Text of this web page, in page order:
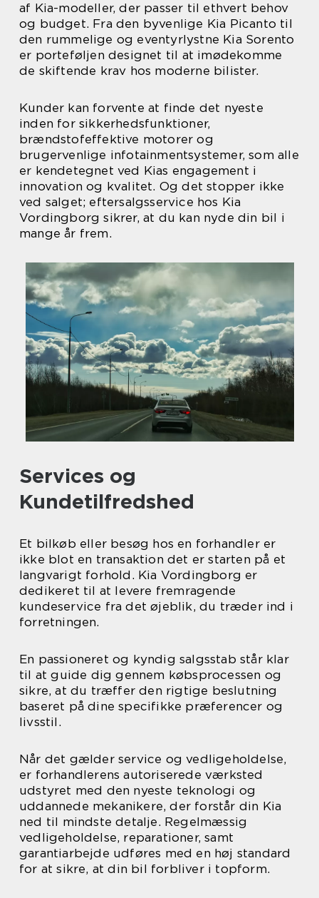
af Kia-modeller, der passer til ethvert behov
og budget. Fra den byvenlige Kia Picanto til
den rummelige og eventyrlystne Kia Sorento
er porteføljen designet til at imødekomme
de skiftende krav hos moderne bilister.
Kunder kan forvente at finde det nyeste
inden for sikkerhedsfunktioner,
brændstofeffektive motorer og
brugervenlige infotainmentsystemer, som alle
er kendetegnet ved Kias engagement i
innovation og kvalitet. Og det stopper ikke
ved salget; eftersalgsservice hos Kia
Vordingborg sikrer, at du kan nyde din bil i
mange år frem.
Services og
Kundetilfredshed
Et bilkøb eller besøg hos en forhandler er
ikke blot en transaktion det er starten på et
langvarigt forhold. Kia Vordingborg er
dedikeret til at levere fremragende
kundeservice fra det øjeblik, du træder ind i
forretningen.
En passioneret og kyndig salgsstab står klar
til at guide dig gennem købsprocessen og
sikre, at du træffer den rigtige beslutning
baseret på dine specifikke præferencer og
livsstil.
Når det gælder service og vedligeholdelse,
er forhandlerens autoriserede værksted
udstyret med den nyeste teknologi og
uddannede mekanikere, der forstår din Kia
ned til mindste detalje. Regelmæssig
vedligeholdelse, reparationer, samt
garantiarbejde udføres med en høj standard
for at sikre, at din bil forbliver i topform.